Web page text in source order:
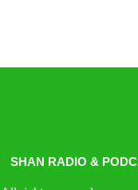
SHAN RADIO &